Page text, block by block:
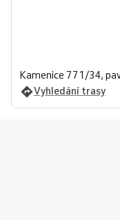
Kamenice 771/34,
Vyhledání trasy